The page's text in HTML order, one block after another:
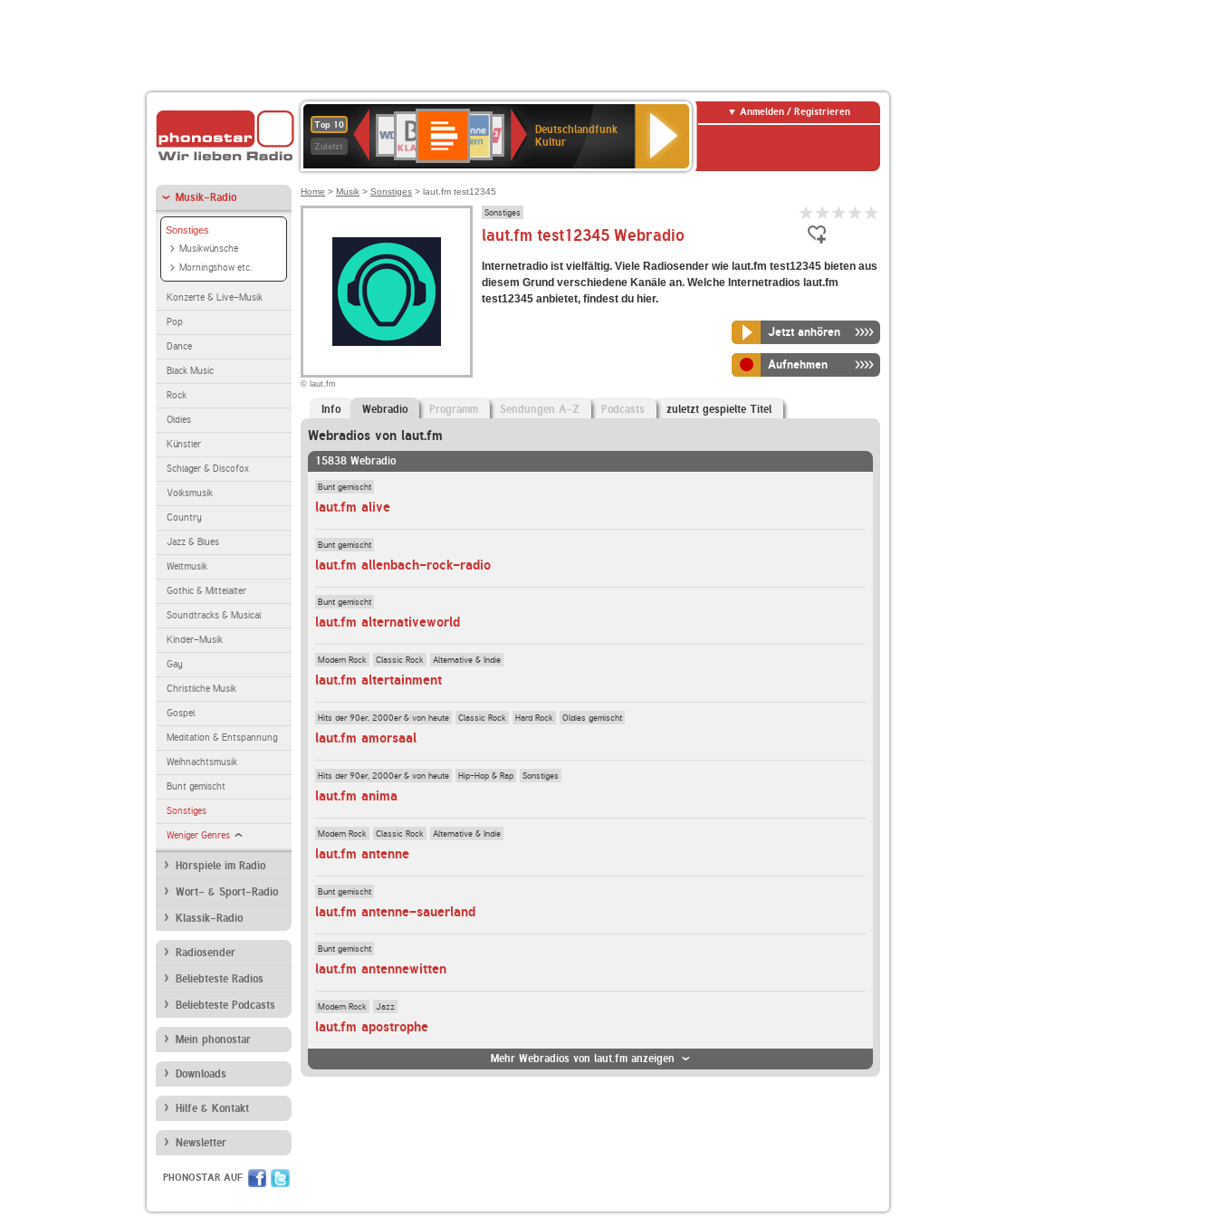
Top 10
Zuletzt
Deutschlandfunk
80er
90er
OLDIE
ANTENNE
SWR3
4
BR-
KLASSIK
Deutschlandfunk
Kultur
ANTENNE
BAYERN
SWR
Kultur
NDR
2
Deutschlandfunk
Kultur
Anmelden / Registrieren
Musik-Radio
Sonstiges
Musikwünsche
Morningshow etc.
Konzerte & Live-Musik
Pop
Dance
Black Music
Rock
Oldies
Künstler
Schlager & Discofox
Volksmusik
Country
Jazz & Blues
Weltmusik
Gothic & Mittelalter
Soundtracks & Musical
Kinder-Musik
Gay
Christliche Musik
Gospel
Meditation & Entspannung
Weihnachtsmusik
Bunt gemischt
Sonstiges
Weniger Genres
Hörspiele im Radio
Wort- & Sport-Radio
Klassik-Radio
Radiosender
Beliebteste Radios
Beliebteste Podcasts
Mein phonostar
Downloads
Hilfe & Kontakt
Newsletter
PHONOSTAR AUF
Home > Musik > Sonstiges > laut.fm test12345
© laut.fm
Sonstiges
laut.fm test12345 Webradio
Internetradio ist vielfältig. Viele Radiosender wie laut.fm test12345 bieten aus
diesem Grund verschiedene Kanäle an. Welche Internetradios laut.fm
test12345 anbietet, findest du hier.
Jetzt anhören
Aufnehmen
Info Webradio Programm Sendungen A-Z Podcasts zuletzt gespielte Titel
Webradios von laut.fm
15838 Webradio
Bunt gemischt
laut.fm alive
Bunt gemischt
laut.fm allenbach-rock-radio
Bunt gemischt
laut.fm alternativeworld
Modern Rock Classic Rock Alternative & Indie
laut.fm altertainment
Hits der 90er, 2000er & von heute Classic Rock Hard Rock Oldies gemischt
laut.fm amorsaal
Hits der 90er, 2000er & von heute Hip-Hop & Rap Sonstiges
laut.fm anima
Modern Rock Classic Rock Alternative & Indie
laut.fm antenne
Bunt gemischt
laut.fm antenne-sauerland
Bunt gemischt
laut.fm antennewitten
Modern Rock Jazz
laut.fm apostrophe
Mehr Webradios von laut.fm anzeigen